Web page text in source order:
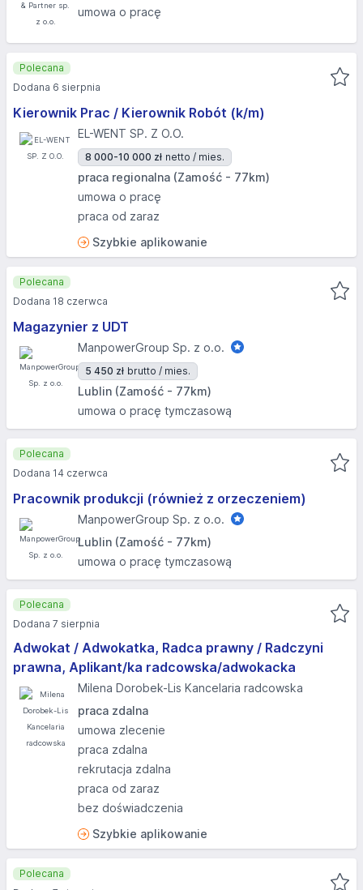
umowa o pracę
Kierownik Prac / Kierownik Robót (k/m)
EL-WENT SP. Z O.O.
8 000-10 000 zł netto / mies.
praca regionalna (Zamość - 77km)
umowa o pracę
praca od zaraz
Szybkie aplikowanie
Polecana
Dodana 6 sierpnia
Magazynier z UDT
ManpowerGroup Sp. z o.o.
5 450 zł brutto / mies.
Lublin (Zamość - 77km)
umowa o pracę tymczasową
Polecana
Dodana 18 czerwca
Pracownik produkcji (również z orzeczeniem)
ManpowerGroup Sp. z o.o.
Lublin (Zamość - 77km)
umowa o pracę tymczasową
Polecana
Dodana 14 czerwca
Adwokat / Adwokatka, Radca prawny / Radczyni
prawna, Aplikant/ka radcowska/adwokacka
Milena Dorobek-Lis Kancelaria radcowska
praca zdalna
umowa zlecenie
praca zdalna
rekrutacja zdalna
praca od zaraz
bez doświadczenia
Szybkie aplikowanie
Polecana
Dodana 7 sierpnia
Polecana